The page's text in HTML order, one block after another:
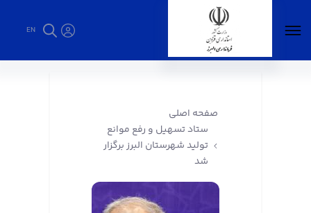
EN
صفحه اصلی
ستاد تسهیل و رفع موانع
تولید شهرستان البرز برگزار
شد